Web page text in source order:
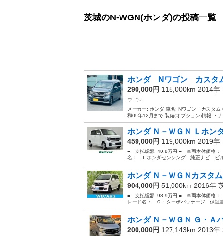
茨城のN-WGN(ホンダ)の投稿一覧
ホンダ Nワゴン カスタ
290,000円 115,000km 2014年
ワゴン
メーカー: ホンダ 車名: Nワゴン カスタム
和09年12月まで 装備(オプション)情報 ・
ホンダ Ｎ－ＷＧＮ Ｌホ
459,000円 119,000km 2019年
■ 支払総額: 49.9万円 ■ 車両本体価格
名： Ｌホンダセンシング 純正ナビ ビ
ホンダ Ｎ－ＷＧＮカスタ
904,000円 51,000km 2016年
■ 支払総額: 98.9万円 ■ 車両本体価格
レード名： Ｇ・ターボパッケージ 保証
ホンダ Ｎ－ＷＧＮ Ｇ・Ａ
200,000円 127,143km 2013年